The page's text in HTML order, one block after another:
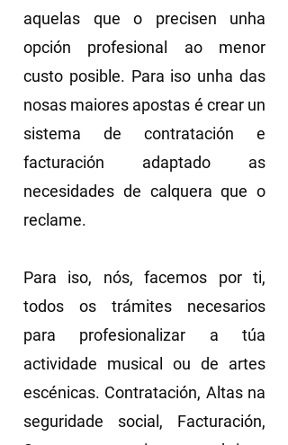
aquelas que o precisen unha
opción profesional ao menor
custo posible. Para iso unha das
nosas maiores apostas é crear un
sistema de contratación e
facturación adaptado as
necesidades de calquera que o
reclame.
Para iso, nós, facemos por ti,
todos os trámites necesarios
para profesionalizar a túa
actividade musical ou de artes
escénicas. Contratación, Altas na
seguridade social, Facturación,